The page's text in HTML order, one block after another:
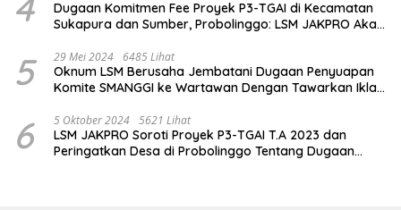
Dugaan Komitmen Fee Proyek P3-TGAI di Kecamatan
Sukapura dan Sumber, Probolinggo: LSM JAKPRO Akan
5 29 Mei 2024 6485 Lihat
Oknum LSM Berusaha Jembatani Dugaan Penyuapan
Komite SMANGGI ke Wartawan Dengan Tawarkan Iklan
6 5 Oktober 2024 5621 Lihat
LSM JAKPRO Soroti Proyek P3-TGAI T.A 2023 dan
Peringatkan Desa di Probolinggo Tentang Dugaan